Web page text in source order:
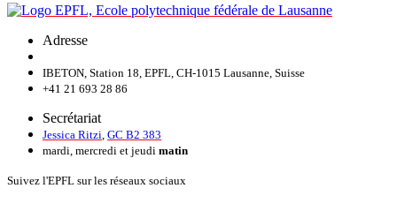
Adresse
IBETON, Station 18, EPFL, CH-1015 Lausanne, Suisse
+41 21 693 28 86
Secrétariat
Jessica Ritzi GC B2 383
mardi, mercredi et jeudi matin
Suivez l'EPFL sur les réseaux sociaux